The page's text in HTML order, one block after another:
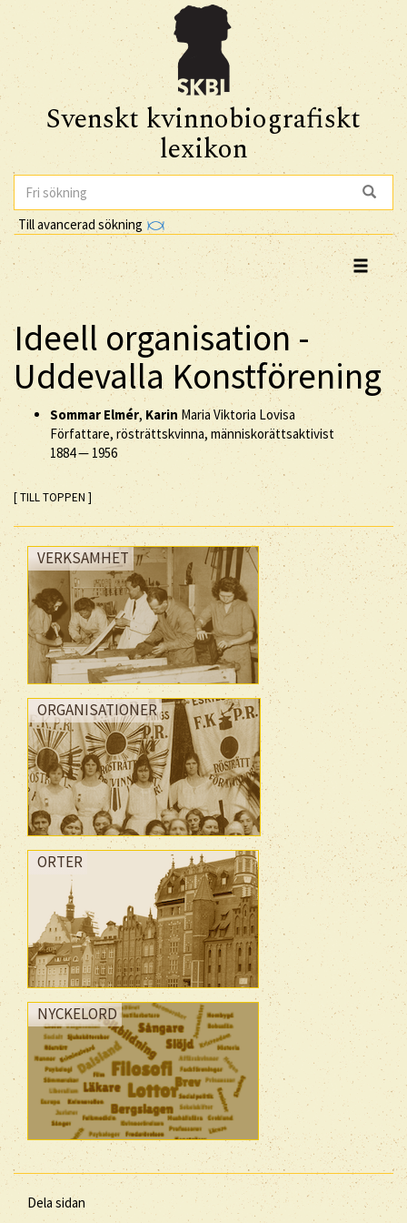
Svenskt kvinnobiografiskt
lexikon
Till avancerad sökning
Ideell organisation -
Uddevalla Konstförening
Sommar Elmér,KarinMaria Viktoria Lovisa
Författare, rösträttskvinna, människorättsaktivist
1884— 1956
[ TILL TOPPEN ]
VERKSAMHET
ORGANISATIONER
ORTER
NYCKELORD
Dela sidan